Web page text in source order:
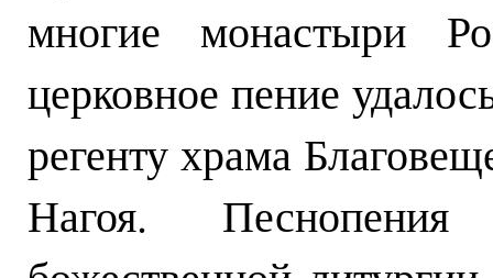
многие монастыри
церковное пение
регенту храма
Нагоя.